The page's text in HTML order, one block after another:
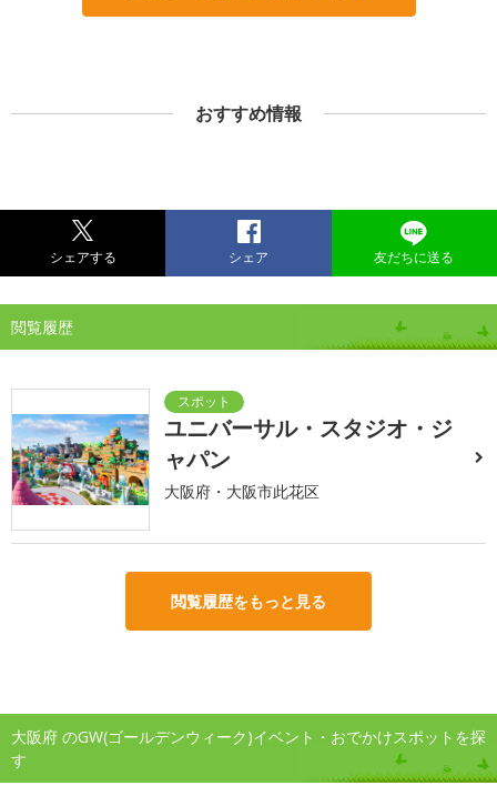
おすすめ情報
シェアする シェア 友だちに送る
閲覧履歴
ユニバーサル・スタジオ・ジ
ャパン
大阪府・大阪市此花区
閲覧履歴をもっと見る
大阪府 のGW(ゴールデンウィーク)イベント・おでかけスポットを探
す